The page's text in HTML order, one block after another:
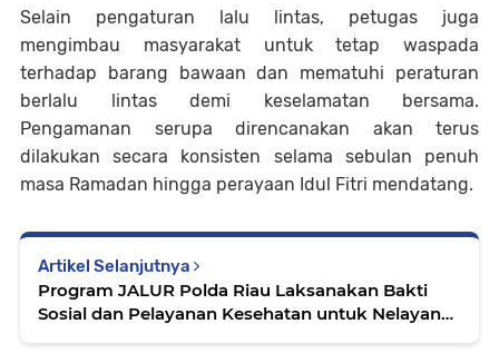
Selain pengaturan lalu lintas, petugas juga
mengimbau masyarakat untuk tetap waspada
terhadap barang bawaan dan mematuhi peraturan
berlalu lintas demi keselamatan bersama.
Pengamanan serupa direncanakan akan terus
dilakukan secara konsisten selama sebulan penuh
masa Ramadan hingga perayaan Idul Fitri mendatang.
Artikel Selanjutnya
Program JALUR Polda Riau Laksanakan Bakti
Sosial dan Pelayanan Kesehatan untuk Nelayan